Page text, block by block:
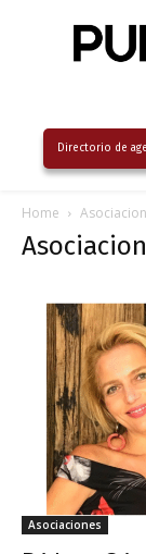
Directorio de
Home
Asociaciones